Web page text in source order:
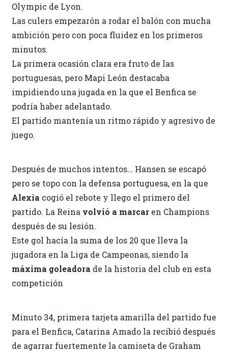
Olympic de Lyon.
Las culers empezarón a rodar el balón con mucha
ambición pero con poca fluidez en los primeros
minutos.
La primera ocasión clara era fruto de las
portuguesas, pero Mapi León destacaba
impidiendo una jugada en la que el Benfica se
podría haber adelantado.
El partido mantenía un ritmo rápido y agresivo de
juego.
Después de muchos intentos… Hansen se escapó
pero se topo con la defensa portuguesa, en la que
Alexia cogió el rebote y llego el primero del
partido. La Reina volvió a marcaren Champions
después de su lesión.
Este gol hacía la suma de los 20 que lleva la
jugadora en la Liga de Campeonas, siendo la
máxima goleadora de la historia del club en esta
competición
Minuto 34, primera tarjeta amarilla del partido fue
para el Benfica, Catarina Amado la recibió después
de agarrar fuertemente la camiseta de Graham